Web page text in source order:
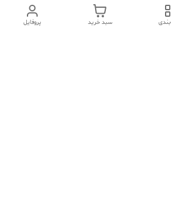
پروفایل سبد خرید